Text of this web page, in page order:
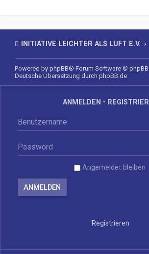
INITIATIVE LEICHTER ALS LUFT E.V.
Powered by phpBB® Forum Software © phpBB
Deutsche Übersetzung durch phpBB.de
ANMELDEN •
Angemeldet bleiben
Registrieren